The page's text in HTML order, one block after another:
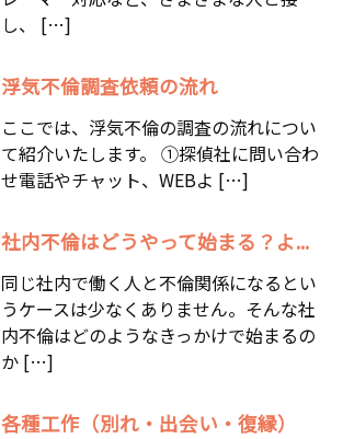
し、 […]
浮気不倫調査依頼の流れ
ここでは、浮気不倫の調査の流れについ
て紹介いたします。 ①探偵社に問い合わ
せ電話やチャット、WEBよ […]
社内不倫はどうやって始まる？よ...
同じ社内で働く人と不倫関係になるとい
うケースは少なくありません。そんな社
内不倫はどのようなきっかけで始まるの
か […]
各種工作（別れ・出会い・復縁）